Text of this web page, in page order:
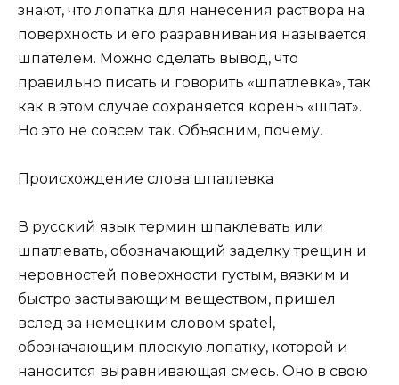
знают, что лопатка для нанесения раствора на
поверхность и его разравнивания называется
шпателем. Можно сделать вывод, что
правильно писать и говорить «шпатлевка», так
как в этом случае сохраняется корень «шпат».
Но это не совсем так. Объясним, почему.
Происхождение слова шпатлевка
В русский язык термин шпаклевать или
шпатлевать, обозначающий заделку трещин и
неровностей поверхности густым, вязким и
быстро застывающим веществом, пришел
вслед за немецким словом spatel,
обозначающим плоскую лопатку, которой и
наносится выравнивающая смесь. Оно в свою